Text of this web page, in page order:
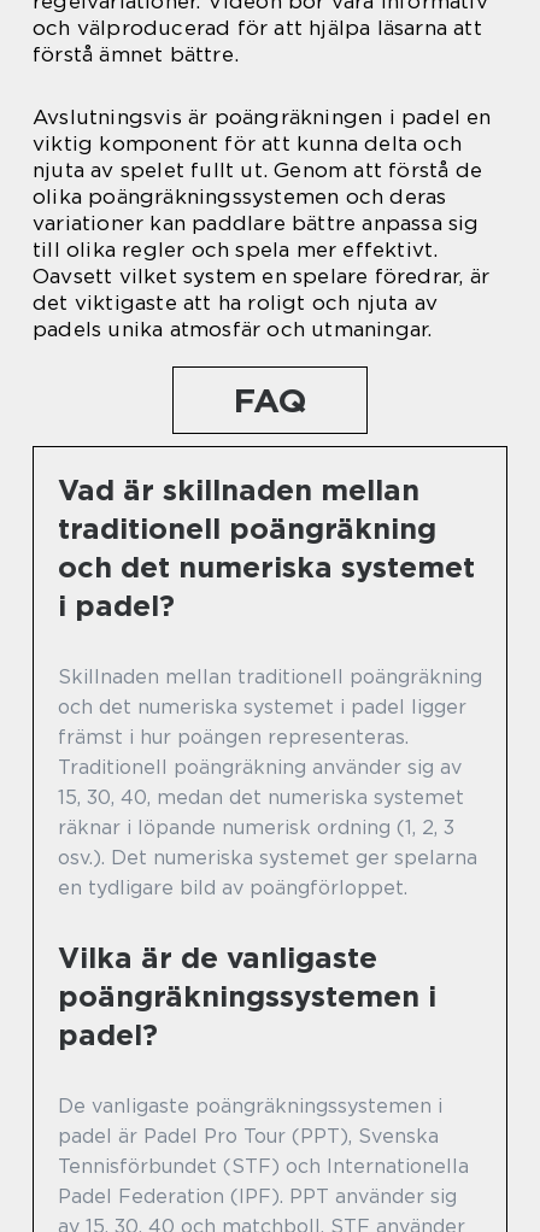
och välproducerad för att hjälpa läsarna att
förstå ämnet bättre.
Avslutningsvis är poängräkningen i padel en
viktig komponent för att kunna delta och
njuta av spelet fullt ut. Genom att förstå de
olika poängräkningssystemen och deras
variationer kan paddlare bättre anpassa sig
till olika regler och spela mer effektivt.
Oavsett vilket system en spelare föredrar, är
det viktigaste att ha roligt och njuta av
padels unika atmosfär och utmaningar.
FAQ
Vad är skillnaden mellan
traditionell poängräkning
och det numeriska systemet
i padel?
Skillnaden mellan traditionell poängräkning
och det numeriska systemet i padel ligger
främst i hur poängen representeras.
Traditionell poängräkning använder sig av
15, 30, 40, medan det numeriska systemet
räknar i löpande numerisk ordning (1, 2, 3
osv.). Det numeriska systemet ger spelarna
en tydligare bild av poängförloppet.
Vilka är de vanligaste
poängräkningssystemen i
padel?
De vanligaste poängräkningssystemen i
padel är Padel Pro Tour (PPT), Svenska
Tennisförbundet (STF) och Internationella
Padel Federation (IPF). PPT använder sig
av 15, 30, 40 och matchboll, STF använder